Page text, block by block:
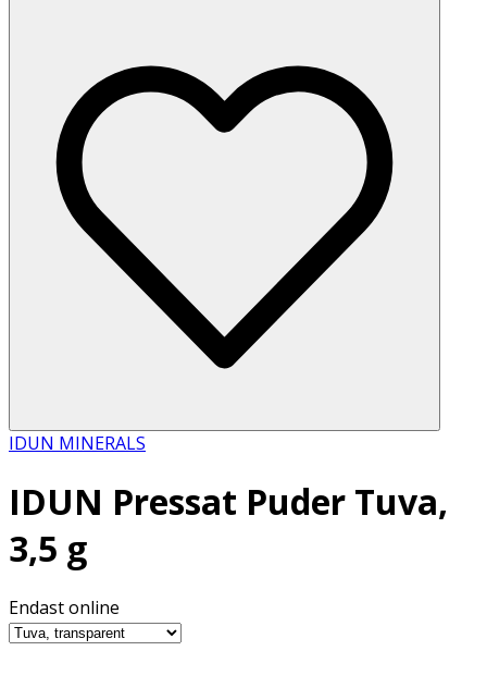
IDUN MINERALS
IDUN Pressat Puder Tuva,
3,5 g
Endast online